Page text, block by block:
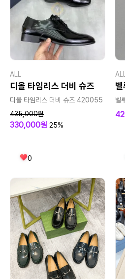
ALL
디올 타임리스 더비 슈즈
디올 타임리스 더비 슈즈 420055
435,000원
330,000원 25%
0
ALL
벨